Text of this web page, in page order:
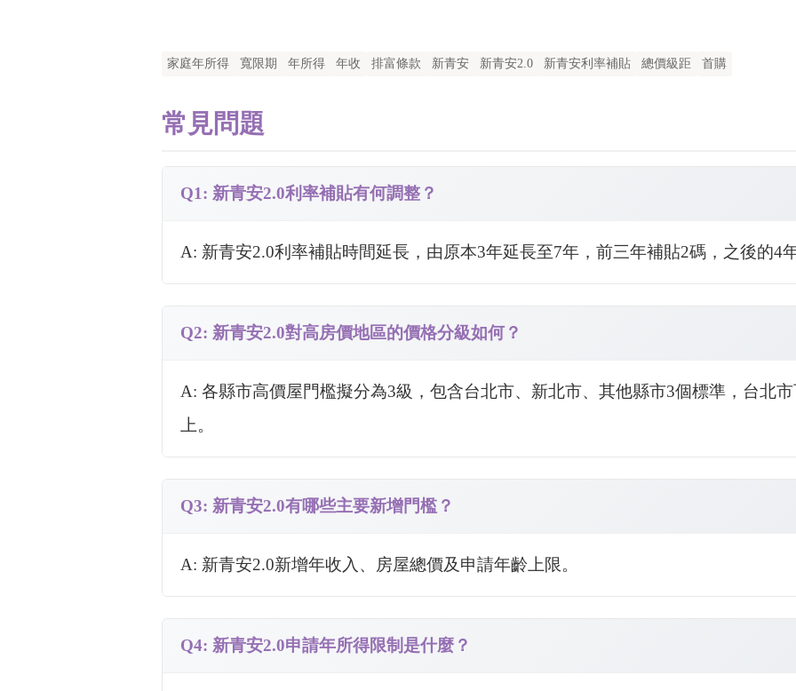
家庭年所得 寬限期 年所得 年收 排富條款 新青安 新青安2.0 新青安利率補貼 總價級距 首購
常見問題
Q1: 新青安2.0利率補貼有何調整？
A: 新青安2.0利率補貼時間延長，由原本3年延長至7年，前三年補貼2碼，之後的4
Q2: 新青安2.0對高房價地區的價格分級如何？
A: 各縣市高價屋門檻擬分為3級，包含台北市、新北市、其他縣市3個標準，台北
上。
Q3: 新青安2.0有哪些主要新增門檻？
A: 新青安2.0新增年收入、房屋總價及申請年齡上限。
Q4: 新青安2.0申請年所得限制是什麼？